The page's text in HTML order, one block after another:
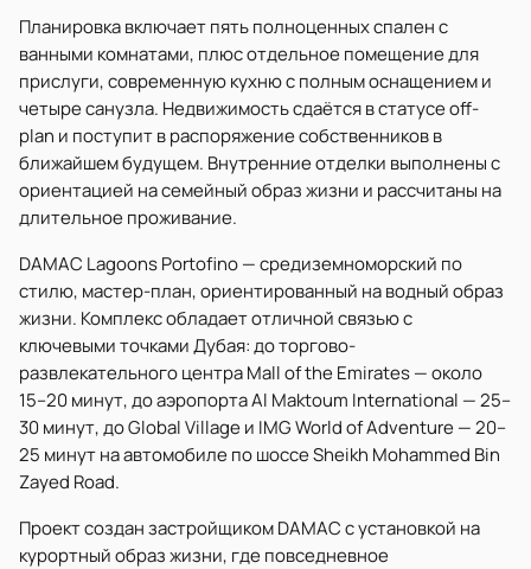
Планировка включает пять полноценных спален с
ванными комнатами, плюс отдельное помещение для
прислуги, современную кухню с полным оснащением и
четыре санузла. Недвижимость сдаётся в статусе off-
plan и поступит в распоряжение собственников в
ближайшем будущем. Внутренние отделки выполнены с
ориентацией на семейный образ жизни и рассчитаны на
длительное проживание.
DAMAC Lagoons Portofino — средиземноморский по
стилю, мастер-план, ориентированный на водный образ
жизни. Комплекс обладает отличной связью с
ключевыми точками Дубая: до торгово-
развлекательного центра Mall of the Emirates — около
15–20 минут, до аэропорта Al Maktoum International — 25–
30 минут, до Global Village и IMG World of Adventure — 20–
25 минут на автомобиле по шоссе Sheikh Mohammed Bin
Zayed Road.
Проект создан застройщиком DAMAC с установкой на
курортный образ жизни, где повседневное